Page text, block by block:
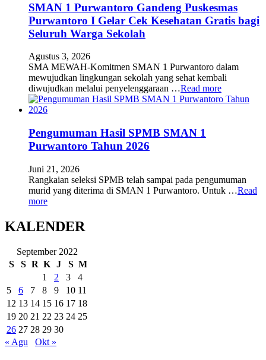
SMAN 1 Purwantoro Gandeng Puskesmas
Purwantoro I Gelar Cek Kesehatan Gratis bagi
Seluruh Warga Sekolah
Agustus 3, 2026
SMA MEWAH-Komitmen SMAN 1 Purwantoro dalam
mewujudkan lingkungan sekolah yang sehat kembali
diwujudkan melalui penyelenggaraan …Read more
Pengumuman Hasil SPMB SMAN 1
Purwantoro Tahun 2026
Juni 21, 2026
Rangkaian seleksi SPMB telah sampai pada pengumuman
murid yang diterima di SMAN 1 Purwantoro. Untuk …Read
more
KALENDER
September 2022
S
S R K J S M
1
2 3
4
5
6 7 8 9 10 11
12 13 14 15 16 17 18
19 20 21 22 23 24 25
26 27 28 29 30
« Agu
Okt »